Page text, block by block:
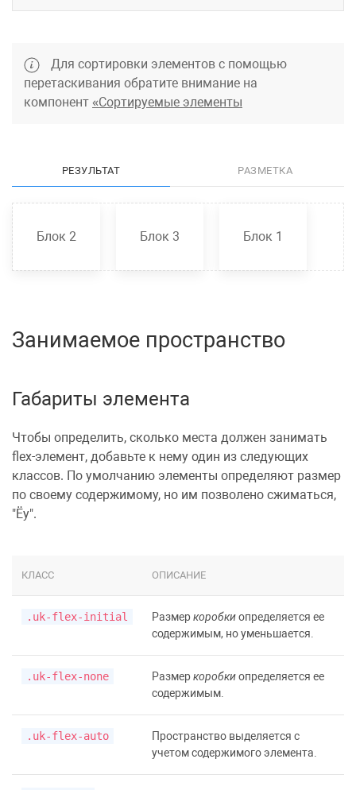
Для сортировки элементов с помощью
перетаскивания обратите внимание на
компонент
Сортируемые элементы
РЕЗУЛЬТАТ РАЗМЕТКА
Блок 1
Блок 2 Блок 3
Занимаемое пространство
Габариты элемента
Чтобы определить, сколько места должен занимать
flex-элемент, добавьте к нему один из следующих
классов. По умолчанию элементы определяют размер
по своему содержимому, но им позволено сжиматься,
"Ёу".
КЛАСС ОПИСАНИЕ
.uk-flex-initial Размеркоробкиопределяется ее
содержимым, но уменьшается.
.uk-flex-none Размеркоробкиопределяется ее
содержимым.
.uk-flex-auto
Пространство выделяется с
учетом содержимого элемента.